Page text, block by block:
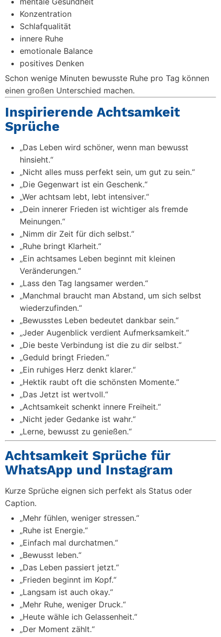
Konzentration
Schlafqualität
innere Ruhe
emotionale Balance
positives Denken
Schon wenige Minuten bewusste Ruhe pro Tag können
einen großen Unterschied machen.
Inspirierende Achtsamkeit
Sprüche
„Das Leben wird schöner, wenn man bewusst
hinsieht.“
„Nicht alles muss perfekt sein, um gut zu sein.“
„Die Gegenwart ist ein Geschenk.“
„Wer achtsam lebt, lebt intensiver.“
„Dein innerer Frieden ist wichtiger als fremde
Meinungen.“
„Nimm dir Zeit für dich selbst.“
„Ruhe bringt Klarheit.“
„Ein achtsames Leben beginnt mit kleinen
Veränderungen.“
„Lass den Tag langsamer werden.“
„Manchmal braucht man Abstand, um sich selbst
wiederzufinden.“
„Bewusstes Leben bedeutet dankbar sein.“
„Jeder Augenblick verdient Aufmerksamkeit.“
„Die beste Verbindung ist die zu dir selbst.“
„Geduld bringt Frieden.“
„Ein ruhiges Herz denkt klarer.“
„Hektik raubt oft die schönsten Momente.“
„Das Jetzt ist wertvoll.“
„Achtsamkeit schenkt innere Freiheit.“
„Nicht jeder Gedanke ist wahr.“
„Lerne, bewusst zu genießen.“
Achtsamkeit Sprüche für
WhatsApp und Instagram
Kurze Sprüche eignen sich perfekt als Status oder
Caption.
„Mehr fühlen, weniger stressen.“
„Ruhe ist Energie.“
„Einfach mal durchatmen.“
„Bewusst leben.“
„Das Leben passiert jetzt.“
„Frieden beginnt im Kopf.“
„Langsam ist auch okay.“
„Mehr Ruhe, weniger Druck.“
„Heute wähle ich Gelassenheit.“
„Der Moment zählt.“